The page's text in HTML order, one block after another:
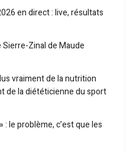
en direct : live, résultats
Zinal de Maude
vraiment de la nutrition
de la diététicienne du sport
: le problème, c’est que les